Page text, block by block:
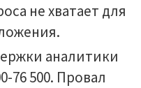
не хватает для
аналитики
76 500. Провал